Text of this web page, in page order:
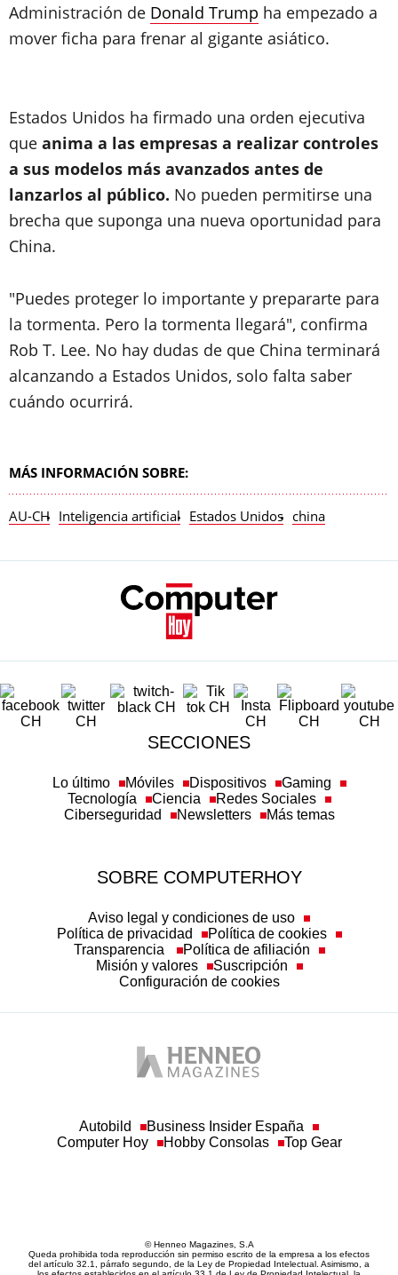
Administración de Donald Trump ha empezado a
mover ficha para frenar al gigante asiático.
Estados Unidos ha firmado una orden ejecutiva
que anima a las empresas a realizar controles
a sus modelos más avanzados antes de
lanzarlos al público. No pueden permitirse una
brecha que suponga una nueva oportunidad para
China.
"Puedes proteger lo importante y prepararte para
la tormenta. Pero la tormenta llegará", confirma
Rob T. Lee. No hay dudas de que China terminará
alcanzando a Estados Unidos, solo falta saber
cuándo ocurrirá.
MÁS INFORMACIÓN SOBRE:
AU-CH Inteligencia artificial Estados Unidos china
SECCIONES
Lo último Móviles Dispositivos
Gaming
Tecnología
Ciencia
Redes Sociales
Ciberseguridad
Newsletters Más temas
SOBRE COMPUTERHOY
Aviso legal y condiciones de uso
Política de privacidad
Política de cookies
Transparencia
Política de afiliación
Misión y valores
Suscripción
Configuración de cookies
Autobild
Business Insider España
Computer Hoy
Hobby Consolas Top Gear
© Henneo Magazines, S.A
Queda prohibida toda reproducción sin permiso escrito de la empresa a los efectos
del artículo 32.1, párrafo segundo, de la Ley de Propiedad Intelectual. Asimismo, a